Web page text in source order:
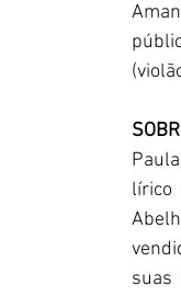
lírico
suas